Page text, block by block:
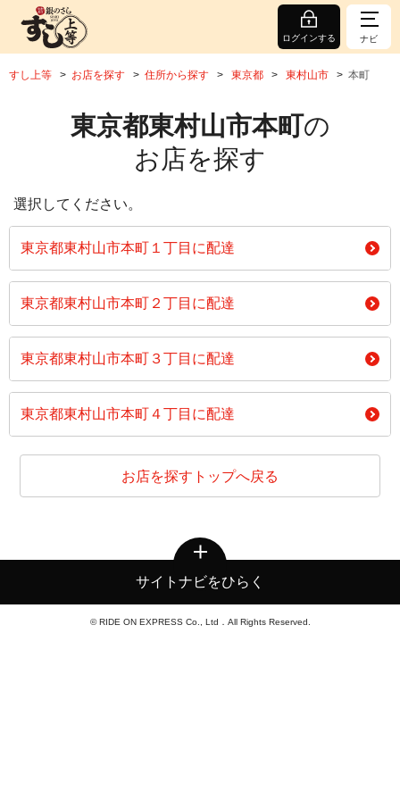
ログインする ナビ
すし上等 お店を探す 住所から探す 東京都 東村山市 本町
東京都東村山市本町の
お店を探す
選択してください。
東京都東村山市本町１丁目に配達
東京都東村山市本町２丁目に配達
東京都東村山市本町３丁目に配達
東京都東村山市本町４丁目に配達
お店を探すトップへ戻る
サイトナビをひらく
© RIDE ON EXPRESS Co., Ltd．All Rights Reserved.